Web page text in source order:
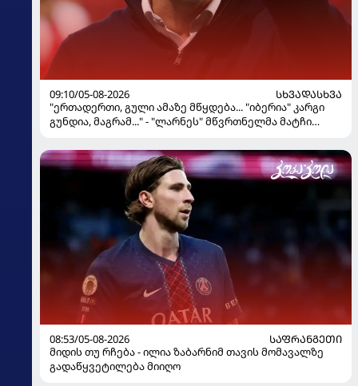
09:10/05-08-2026
ᲡᲮᲕᲐᲓᲐᲡᲮᲕᲐ
"ერთადერთი, გული ამაზე მწყდება... "იბერია" კარგი
გუნდია, მაგრამ..." - "ლარნეს" მწვრთნელმა მატჩი
მოჰყავს
08:53/05-08-2026
ᲡᲐᲤᲠᲐᲜᲒᲔᲗᲘ
მიდის თუ რჩება - ილია ზაბარნიმ თავის მომავალზე
გადაწყვეტილება მიიღო